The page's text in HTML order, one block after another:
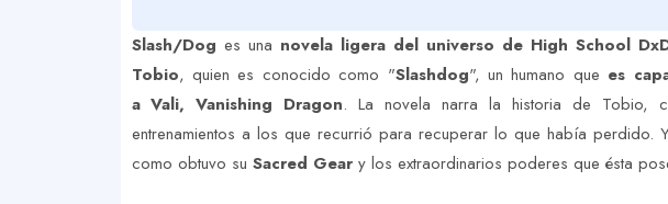
Slash/Dog es una novela ligera del universo de High School
Tobio, quien es conocido como "Slashdog", un humano que es
a Vali, Vanishing Dragon. La novela narra la historia de Tobio,
entrenamientos a los que recurrió para recuperar lo que había perdido.
como obtuvo su Sacred Geary los extraordinarios poderes que ésta